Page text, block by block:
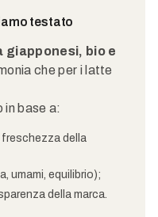
testato
giapponesi, bio e
che per i latte
base a:
freschezza della
umami, equilibrio);
della marca.